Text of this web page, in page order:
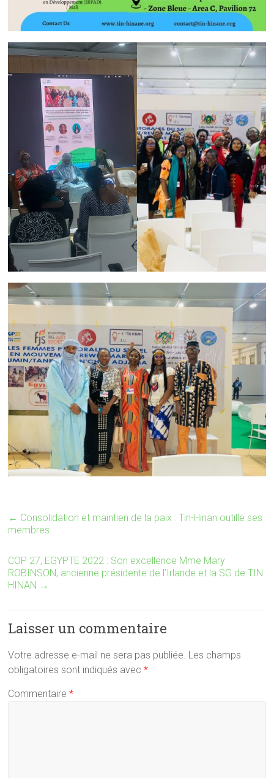
← Consolidation et maintien de la paix : Tin-Hinan outille ses
membres
COP 27, EGYPTE 2022 : Son excellence Mme Mary
ROBINSON, ancienne présidente de l’Irlande et la SG de TIN
HINAN →
Laisser un commentaire
Votre adresse e-mail ne sera pas publiée. Les champs
obligatoires sont indiqués avec*
Commentaire*